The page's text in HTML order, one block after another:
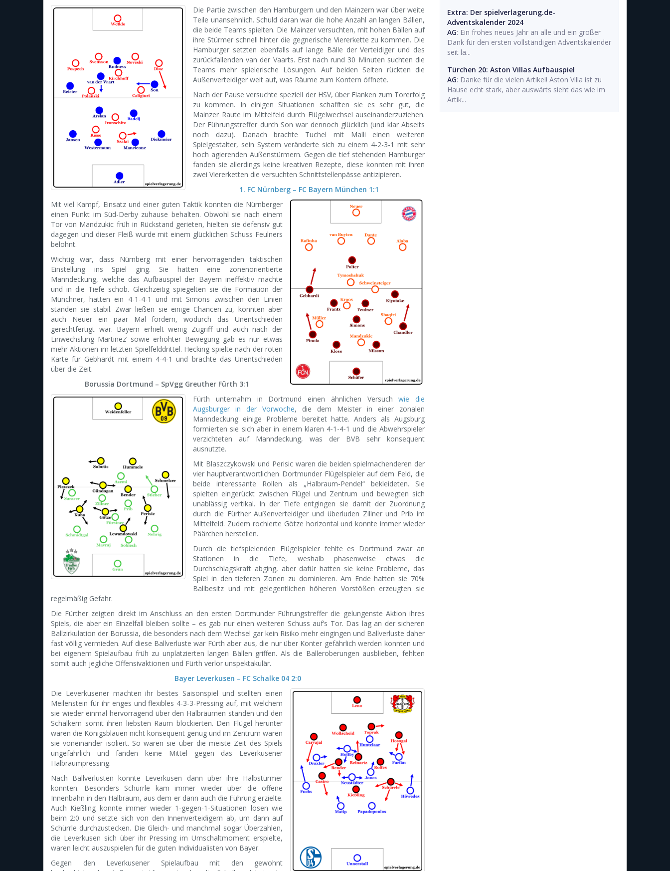
Die Partie zwischen den Hamburgern und den Mainzern war über weite
Teile unansehnlich. Schuld daran war die hohe Anzahl an langen Bällen,
die beide Teams spielten. Die Mainzer versuchten, mit hohen Bällen auf
ihre Stürmer schnell hinter die gegnerische Viererkette zu kommen. Die
Hamburger setzten ebenfalls auf lange Bälle der Verteidiger und des
zurückfallenden van der Vaarts. Erst nach rund 30 Minuten suchten die
Teams mehr spielerische Lösungen. Auf beiden Seiten rückten die
Außenverteidiger weit auf, was Räume zum Kontern öffnete.
Nach der Pause versuchte speziell der HSV, über Flanken zum Torerfolg
zu kommen. In einigen Situationen schafften sie es sehr gut, die
Mainzer Raute im Mittelfeld durch Flügelwechsel auseinanderzuziehen.
Der Führungstreffer durch Son war dennoch glücklich (und klar Abseits
noch dazu). Danach brachte Tuchel mit Malli einen weiteren
Spielgestalter, sein System veränderte sich zu einem 4-2-3-1 mit sehr
hoch agierenden Außenstürmern. Gegen die tief stehenden Hamburger
fanden sie allerdings keine kreativen Rezepte, diese konnten mit ihren
zwei Viererketten die versuchten Schnittstellenpässe antizipieren.
1. FC Nürnberg – FC Bayern München 1:1
Mit viel Kampf, Einsatz und einer guten Taktik konnten die Nürnberger
einen Punkt im Süd-Derby zuhause behalten. Obwohl sie nach einem
Tor von Mandzukic früh in Rückstand gerieten, hielten sie defensiv gut
dagegen und dieser Fleiß wurde mit einem glücklichen Schuss Feulners
belohnt.
Wichtig war, dass Nürnberg mit einer hervorragenden taktischen
Einstellung ins Spiel ging. Sie hatten eine zonenorientierte
Manndeckung, welche das Aufbauspiel der Bayern ineffektiv machte
und in die Tiefe schob. Gleichzeitig spiegelten sie die Formation der
Münchner, hatten ein 4-1-4-1 und mit Simons zwischen den Linien
standen sie stabil. Zwar ließen sie einige Chancen zu, konnten aber
auch Neuer ein paar Mal fordern, wodurch das Unentschieden
gerechtfertigt war. Bayern erhielt wenig Zugriff und auch nach der
Einwechslung Martinez‘ sowie erhöhter Bewegung gab es nur etwas
mehr Aktionen im letzten Spielfelddrittel. Hecking spielte nach der roten
Karte für Gebhardt mit einem 4-4-1 und brachte das Unentschieden
über die Zeit.
Borussia Dortmund – SpVgg Greuther Fürth 3:1
Fürth unternahm in Dortmund einen ähnlichen Versuchwie die
Augsburger in der Vorwoche, die dem Meister in einer zonalen
Manndeckung einige Probleme bereitet hatte. Anders als Augsburg
formierten sie sich aber in einem klaren 4-1-4-1 und die Abwehrspieler
verzichteten auf Manndeckung, was der BVB sehr konsequent
ausnutzte.
Mit Blaszczykowski und Perisic waren die beiden spielmachenderen der
vier hauptverantwortlichen Dortmunder Flügelspieler auf dem Feld, die
beide interessante Rollen als „Halbraum-Pendel“ bekleideten. Sie
spielten eingerückt zwischen Flügel und Zentrum und bewegten sich
unablässig vertikal. In der Tiefe entgingen sie damit der Zuordnung
durch die Fürther Außenverteidiger und überluden Zillner und Prib im
Mittelfeld. Zudem rochierte Götze horizontal und konnte immer wieder
Päärchen herstellen.
Durch die tiefspielenden Flügelspieler fehlte es Dortmund zwar an
Stationen in die Tiefe, weshalb phasenweise etwas die
Durchschlagskraft abging, aber dafür hatten sie keine Probleme, das
Spiel in den tieferen Zonen zu dominieren. Am Ende hatten sie 70%
Ballbesitz und mit gelegentlichen höheren Vorstößen erzeugten sie
regelmäßig Gefahr.
Die Fürther zeigten direkt im Anschluss an den ersten Dortmunder Führungstreffer die gelungenste Aktion ihres
Spiels, die aber ein Einzelfall bleiben sollte – es gab nur einen weiteren Schuss auf’s Tor. Das lag an der sicheren
Ballzirkulation der Borussia, die besonders nach dem Wechsel gar kein Risiko mehr eingingen und Ballverluste daher
fast völlig vermieden. Auf diese Ballverluste war Fürth aber aus, die nur über Konter gefährlich werden konnten und
bei eigenem Spielaufbau früh zu unplatzierten langen Bällen griffen. Als die Balleroberungen ausblieben, fehlten
somit auch jegliche Offensivaktionen und Fürth verlor unspektakulär.
Bayer Leverkusen – FC Schalke 04 2:0
Die Leverkusener machten ihr bestes Saisonspiel und stellten einen
Meilenstein für ihr enges und flexibles 4-3-3-Pressing auf, mit welchem
sie wieder einmal hervorragend über den Halbräumen standen und den
Schalkern somit ihren liebsten Raum blockierten. Den Flügel herunter
waren die Königsblauen nicht konsequent genug und im Zentrum waren
sie voneinander isoliert. So waren sie über die meiste Zeit des Spiels
ungefährlich und fanden keine Mittel gegen das Leverkusener
Halbraumpressing.
Nach Ballverlusten konnte Leverkusen dann über ihre Halbstürmer
konnten. Besonders Schürrle kam immer wieder über die offene
Innenbahn in den Halbraum, aus dem er dann auch die Führung erzielte.
Auch Kießling konnte immer wieder 1-gegen-1-Situationen lösen wie
beim 2:0 und setzte sich von den Innenverteidigern ab, um dann auf
Schürrle durchzustecken. Die Gleich- und manchmal sogar Überzahlen,
die Leverkusen sich über ihr Pressing im Umschaltmoment erspielte,
waren leicht auszuspielen für die guten Individualisten von Bayer.
Gegen den Leverkusener Spielaufbau mit den gewohnt
Extra: Der spielverlagerung.de-
Adventskalender 2024
AG: Ein frohes neues Jahr an alle und ein großer
Dank für den ersten vollständigen Adventskalender
seit la...
Türchen 20: Aston Villas Aufbauspiel
AG: Danke für die vielen Artikel! Aston Villa ist zu
Hause echt stark, aber auswärts sieht das wie im
Artik...